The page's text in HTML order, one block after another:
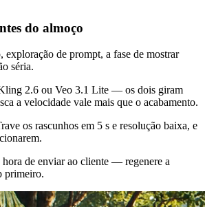
do almoço
exploração de prompt, a fase de mostrar
séria.
2.6 ou Veo 3.1 Lite — os dois giram
a velocidade vale mais que o acabamento.
os rascunhos em 5 s e resolução baixa, e
hora de enviar ao cliente — regenere a
primeiro.